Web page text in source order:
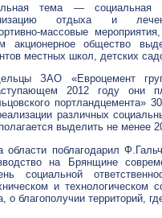
тема — социальная
отдыха и
массовые
акционерное общество
местных школ, детских
ЗАО «Евроцемент
2012 году они
портландцемента»
различных
выделить не менее
области поблагодарил
на Брянщине
социальной
и технологическом
о благополучии территорий,